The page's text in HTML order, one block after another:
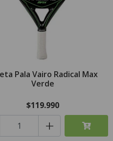
Pala Vairo Radical Max
Verde
$119.990
+